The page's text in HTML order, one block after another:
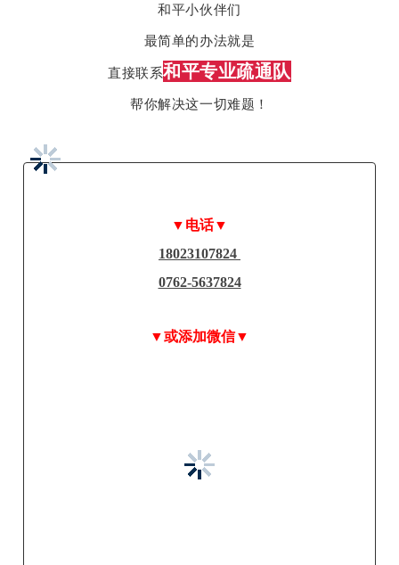
和平小伙伴们
最简单的办法就是
直接联系和平专业疏通队
帮你解决这一切难题！
▼电话▼
18023107824
0762-5637824
▼或添加微信▼